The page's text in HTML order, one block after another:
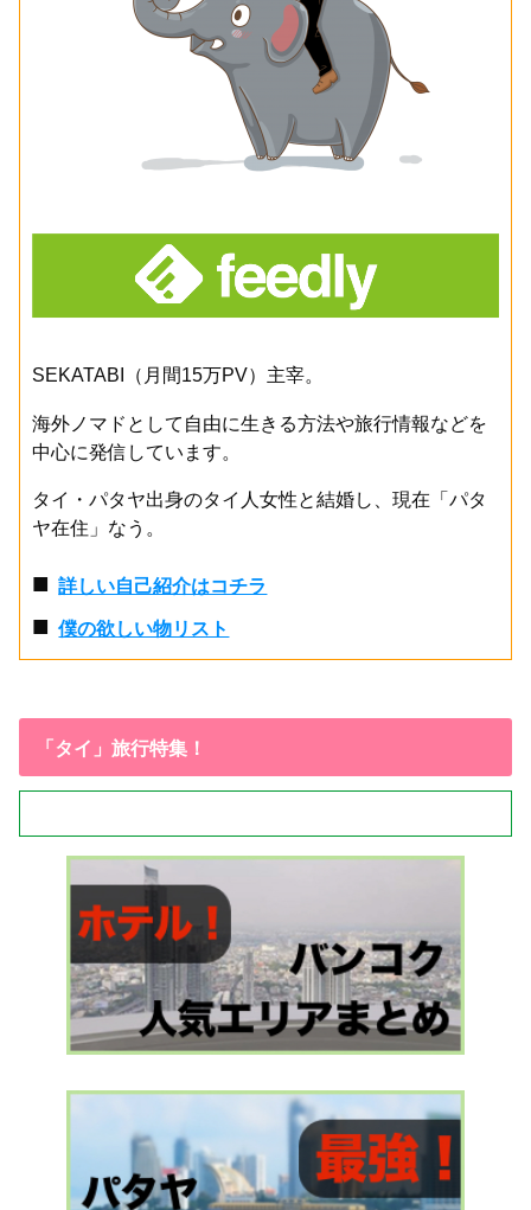
SEKATABI（月間15万PV）主宰。
海外ノマドとして自由に生きる方法や旅行情報などを
中心に発信しています。
タイ・パタヤ出身のタイ人女性と結婚し、現在「パタ
ヤ在住」なう。
■詳しい自己紹介はコチラ
■僕の欲しい物リスト
「タイ」旅行特集！